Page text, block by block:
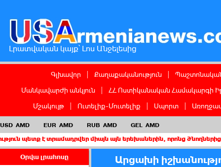
Լրատվական կայք՝ Լոս Անջելեսից
Գլխավոր Քաղաքականություն
Մանկավարժի անկյուն
ՀՀ Ոստիկանական Համակարգի
Մշակույթ
Ուտելիք-Մուտելիք Սպորտ
USD AMD EUR AMD RUB AMD GEL AMD
տրամադրվեր միայն այն երեխաներին, որոնց ծնողներից
Օրվա լրահոսը
Արցախի